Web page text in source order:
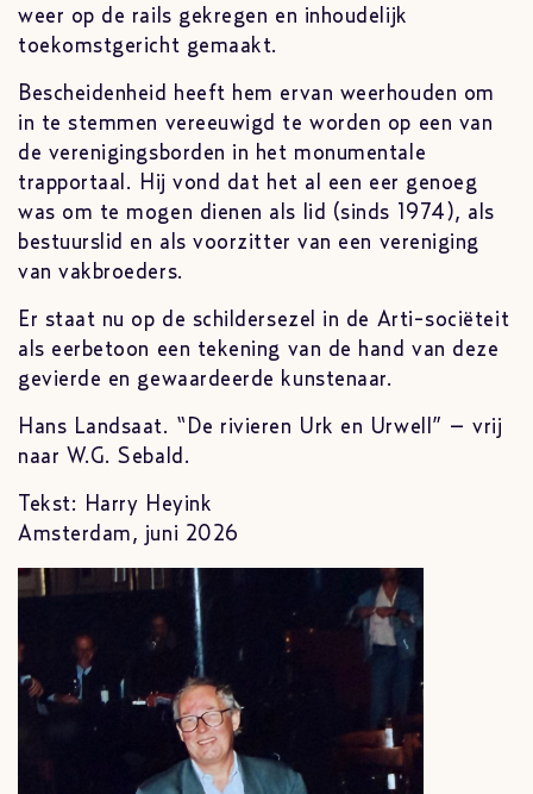
weer op de rails gekregen en inhoudelijk
toekomstgericht gemaakt.
Bescheidenheid heeft hem ervan weerhouden om
in te stemmen vereeuwigd te worden op een van
de verenigingsborden in het monumentale
trapportaal. Hij vond dat het al een eer genoeg
was om te mogen dienen als lid (sinds 1974), als
bestuurslid en als voorzitter van een vereniging
van vakbroeders.
Er staat nu op de schildersezel in de Arti-sociëteit
als eerbetoon een tekening van de hand van deze
gevierde en gewaardeerde kunstenaar.
Hans Landsaat. “De rivieren Urk en Urwell” – vrij
naar W.G. Sebald.
Tekst: Harry Heyink
Amsterdam, juni 2026